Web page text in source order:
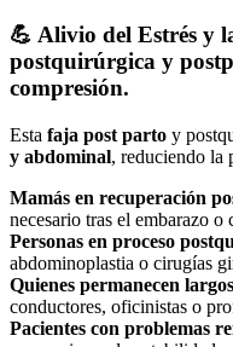
💪 Alivio del Estrés y
postquirúrgica y
compresión.
Esta faja post parto y
y abdominal, reduciendo la
Mamás en recuperación
necesario tras el embarazo o
Personas en proceso
abdominoplastia o cirugías
Quienes permanecen
conductores, oficinistas o
Pacientes con problemas